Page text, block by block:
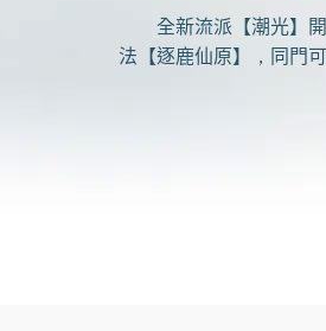
全新流派【潮光】開
法【逐鹿仙原】，同門